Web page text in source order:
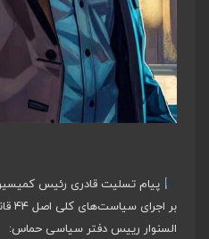
پیام تسلیت قادری رئیس
بر
السنوار رییس دفتر سیاسی حماس: